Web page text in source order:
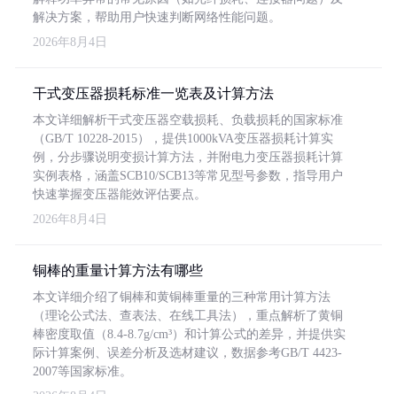
解决方案，帮助用户快速判断网络性能问题。
2026年8月4日
干式变压器损耗标准一览表及计算方法
本文详细解析干式变压器空载损耗、负载损耗的国家标准
（GB/T 10228-2015），提供1000kVA变压器损耗计算实
例，分步骤说明变损计算方法，并附电力变压器损耗计算
实例表格，涵盖SCB10/SCB13等常见型号参数，指导用户
快速掌握变压器能效评估要点。
2026年8月4日
铜棒的重量计算方法有哪些
本文详细介绍了铜棒和黄铜棒重量的三种常用计算方法
（理论公式法、查表法、在线工具法），重点解析了黄铜
棒密度取值（8.4-8.7g/cm³）和计算公式的差异，并提供实
际计算案例、误差分析及选材建议，数据参考GB/T 4423-
2007等国家标准。